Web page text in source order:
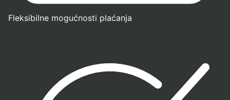
Fleksibilne mogućnosti plaćanja